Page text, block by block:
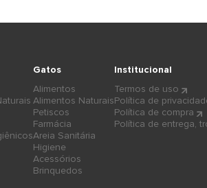
Gatos
Alimentos
Alimentos Naturais
Petiscos
Farmácia
Areia Sanitária
Higiene
Acessórios
Brinquedos
Institucional
Termos de uso
Política de
Política de compra
Política de entrega,